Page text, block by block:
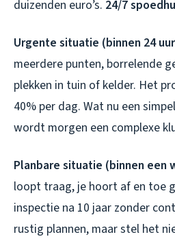
duizenden euro’s. 24/7
Urgente situatie (binnen 24
meerdere punten, borrelende
plekken in tuin of kelder. Het
40% per dag. Wat nu een
wordt morgen een complexe
Planbare situatie (binnen een
loopt traag, je hoort af en toe
inspectie na 10 jaar zonder
rustig plannen, maar stel het